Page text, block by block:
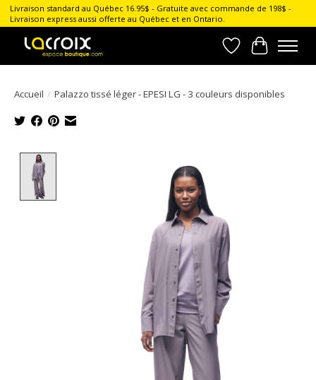
Livraison standard au Québec 16.95$ - Gratuite avec commande de 198$ -
Livraison express aussi offerte au Québec et en Ontario.
Liste dePanier
Accueil / Palazzo tissé léger - EPESI LG - 3 couleurs disponibles